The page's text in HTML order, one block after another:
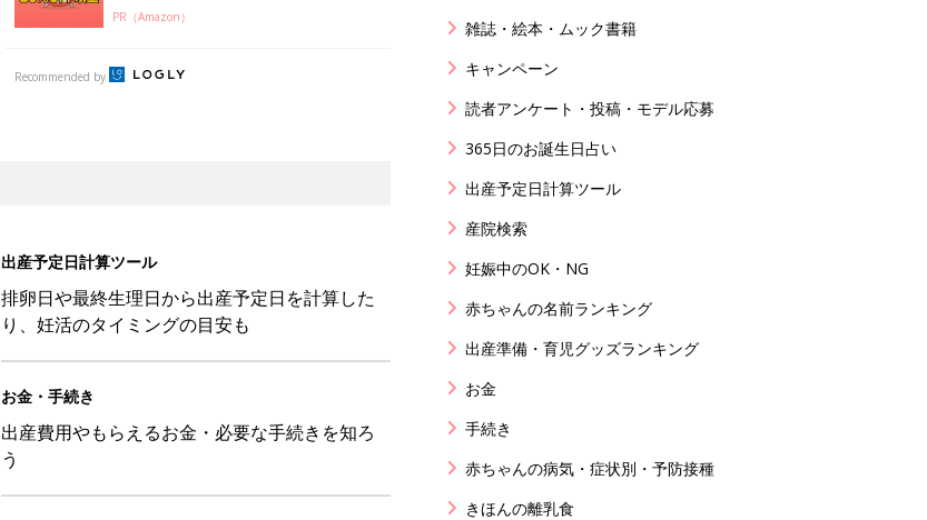
PR（Amazon）
Recommended by
出産予定日計算ツール
排卵日や最終生理日から出産予定日を計算した
り、妊活のタイミングの目安も
お金・手続き
出産費用やもらえるお金・必要な手続きを知ろ
う
雑誌・絵本・ムック書籍
キャンペーン
読者アンケート・投稿・モデル応募
365日のお誕生日占い
出産予定日計算ツール
産院検索
妊娠中のOK・NG
赤ちゃんの名前ランキング
出産準備・育児グッズランキング
お金
手続き
赤ちゃんの病気・症状別・予防接種
きほんの離乳食